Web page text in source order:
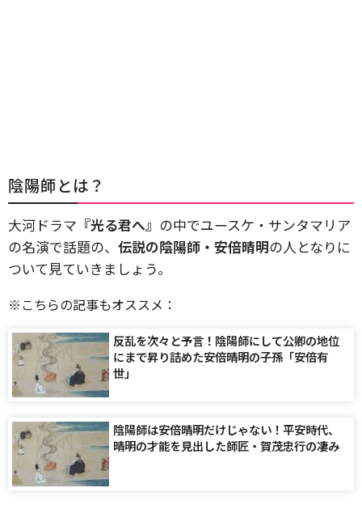
陰陽師とは？
大河ドラマ 『光る君へ』 の中でユースケ・サンタマリア
の名演で話題の、 伝説の陰陽師・安倍晴明の人となりに
ついて見ていきましょう。
※こちらの記事もオススメ：
反乱を次々と予言！陰陽師にして公卿の地位
にまで昇り詰めた安倍晴明の子孫「安倍有
世」
陰陽師は安倍晴明だけじゃない！平安時代、
晴明の才能を見出した師匠・賀茂忠行の凄み